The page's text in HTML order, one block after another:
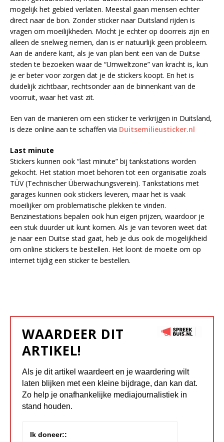
mogelijk het gebied verlaten. Meestal gaan mensen echter
direct naar de bon. Zonder sticker naar Duitsland rijden is
vragen om moeilijkheden. Mocht je echter op doorreis zijn en
alleen de snelweg nemen, dan is er natuurlijk geen probleem.
Aan de andere kant, als je van plan bent een van de Duitse
steden te bezoeken waar de “Umweltzone” van kracht is, kun
je er beter voor zorgen dat je de stickers koopt. En het is
duidelijk zichtbaar, rechtsonder aan de binnenkant van de
voorruit, waar het vast zit.
Een van de manieren om een sticker te verkrijgen in Duitsland,
is deze online aan te schaffen via Duitsemilieusticker.nl
Last minute
Stickers kunnen ook “last minute” bij tankstations worden
gekocht. Het station moet behoren tot een organisatie zoals
TÜV (Technischer Überwachungsverein). Tankstations met
garages kunnen ook stickers leveren, maar het is vaak
moeilijker om problematische plekken te vinden.
Benzinestations bepalen ook hun eigen prijzen, waardoor je
een stuk duurder uit kunt komen. Als je van tevoren weet dat
je naar een Duitse stad gaat, heb je dus ook de mogelijkheid
om online stickers te bestellen. Het loont de moeite om op
internet tijdig een sticker te bestellen.
WAARDEER DIT
ARTIKEL!
Als je dit artikel waardeert en je waardering wilt
laten blijken met een kleine bijdrage, dan kan dat.
Zo help je onafhankelijke mediajournalistiek in
stand houden.
Ik doneer::